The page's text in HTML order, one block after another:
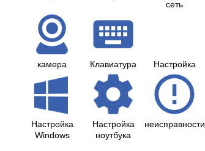
сеть
камера Клавиатура Настройка
Настройка
Windows
Настройка
ноутбука
неисправности